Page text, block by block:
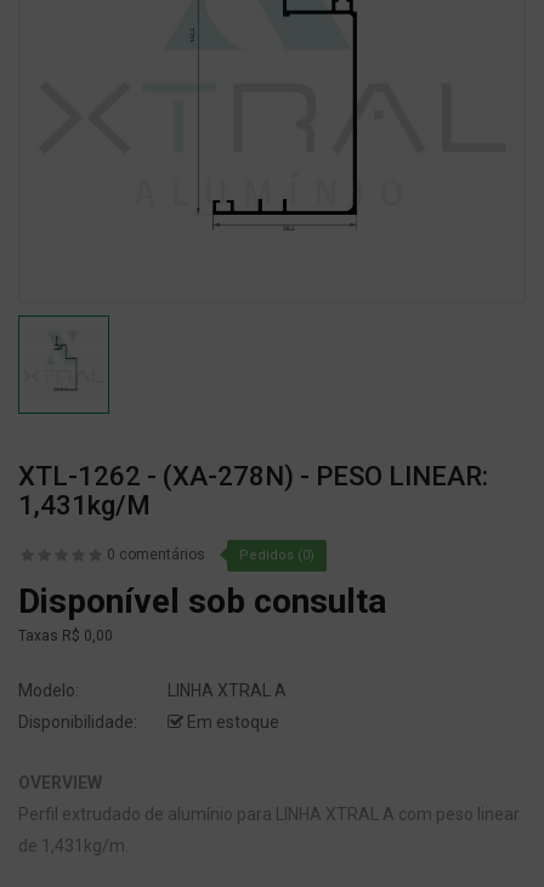
XTL-1262 - (XA-278N) - PESO LINEAR:
1,431kg/m
0 comentários Pedidos (0)
Disponível sob consulta
Taxas R$ 0,00
Modelo:
LINHA XTRAL A
Disponibilidade:
Em estoque
OVERVIEW
Perfil extrudado de alumínio para LINHA XTRAL A com peso linear
de 1,431kg/m.